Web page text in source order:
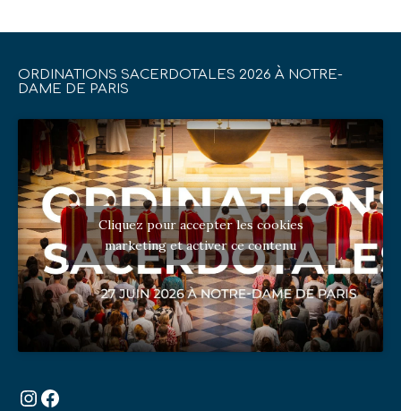
ORDINATIONS SACERDOTALES 2026 À NOTRE-
DAME DE PARIS
Cliquez pour accepter les cookies
marketing et activer ce contenu
Instagram
Facebook